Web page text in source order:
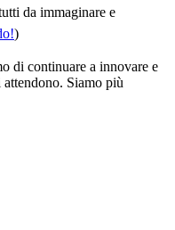
da immaginare e
)
di continuare a innovare e
Siamo più